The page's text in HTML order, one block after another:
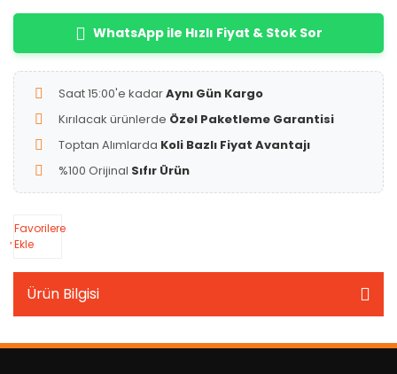
WhatsApp ile Hızlı Fiyat & Stok Sor
Saat 15:00'e kadarAynı Gün Kargo
Kırılacak ürünlerde Özel Paketleme Garantisi
Toptan Alımlarda Koli Bazlı Fiyat Avantajı
%100 Orijinal Sıfır Ürün
Favorilere
Ekle
Ürün Bilgisi